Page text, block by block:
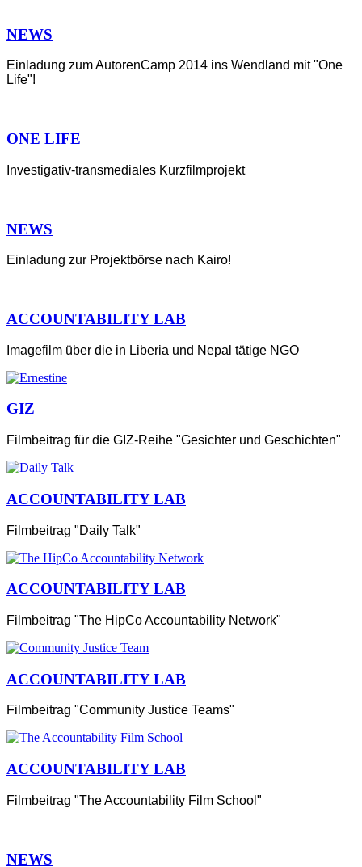
NEWS
Einladung zum AutorenCamp 2014 ins Wendland mit "One
Life"!
ONE LIFE
Investigativ-transmediales Kurzfilmprojekt
NEWS
Einladung zur Projektbörse nach Kairo!
ACCOUNTABILITY LAB
Imagefilm über die in Liberia und Nepal tätige NGO
GIZ
Filmbeitrag für die GIZ-Reihe "Gesichter und Geschichten"
ACCOUNTABILITY LAB
Filmbeitrag "Daily Talk"
ACCOUNTABILITY LAB
Filmbeitrag "The HipCo Accountability Network"
ACCOUNTABILITY LAB
Filmbeitrag "Community Justice Teams"
ACCOUNTABILITY LAB
Filmbeitrag "The Accountability Film School"
NEWS